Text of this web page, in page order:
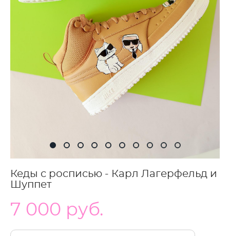
Кеды с росписью - Карл Лагерфельд и
Шуппет
7 000 pуб.